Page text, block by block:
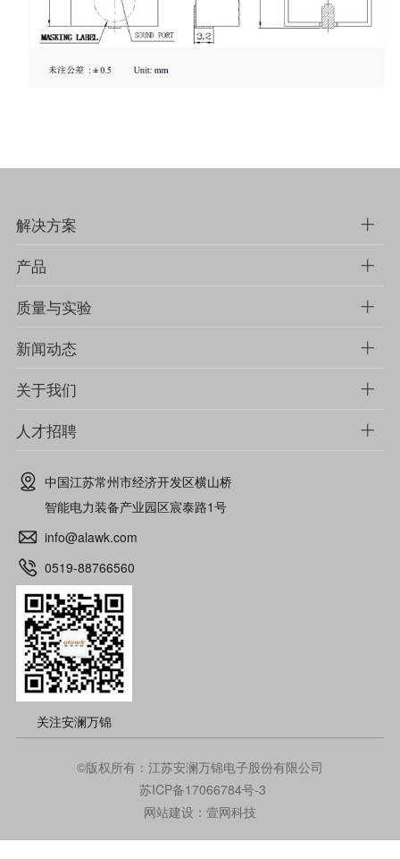
解决方案
产品
质量与实验
新闻动态
关于我们
人才招聘
中国江苏常州市经济开发区横山桥
智能电力装备产业园区宸泰路1号
info@alawk.com
0519-88766560
关注安澜万锦
©版权所有：江苏安澜万锦电子股份有限公司
苏ICP备17066784号-3
网站建设：壹网科技